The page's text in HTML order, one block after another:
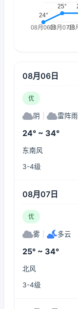
08月06日
优
阴 雷阵雨
24° ~ 34°
东南风
3-4级
08月07日
优
雾 多云
25° ~ 34°
北风
3-4级